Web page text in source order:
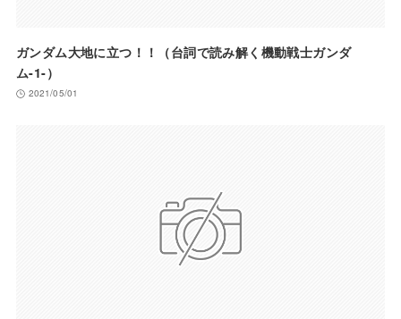
ガンダム大地に立つ！！（台詞で読み解く機動戦士ガンダ
ム-1-）
2021/05/01